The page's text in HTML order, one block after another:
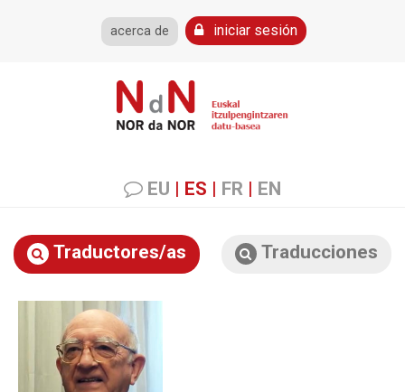
acerca de iniciar sesión
EU | ES | FR | EN
Traductores/as Traducciones